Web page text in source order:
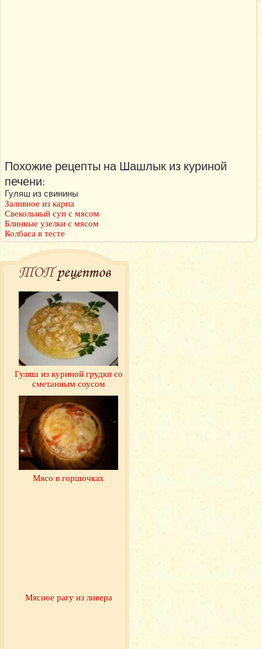
Похожие рецепты на Шашлык из куриной
печени:
Гуляш из свинины
Заливное из карпа
Свекольный суп с мясом
Блинные узелки с мясом
Колбаса в тесте
ТОПрецептов
Гуляш из куриной грудки со
сметанным соусом
Мясо в горшочках
Мясное рагу из ливера